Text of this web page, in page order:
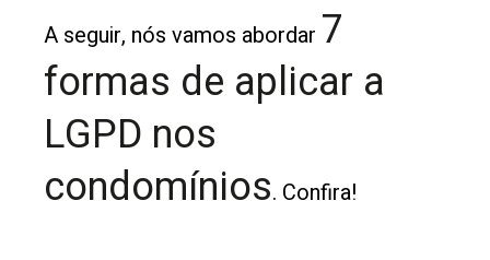
A seguir, nós vamos abordar 7
formas de aplicar a
LGPD nos
condomínios. Confira!